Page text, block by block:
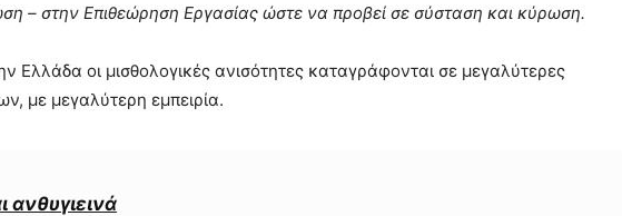
– στην Επιθεώρηση Εργασίας ώστε να προβεί σε σύσταση και κύρωση.
Ελλάδα οι μισθολογικές ανισότητες καταγράφονται σε μεγαλύτερες
με μεγαλύτερη εμπειρία.
ανθυγιεινά